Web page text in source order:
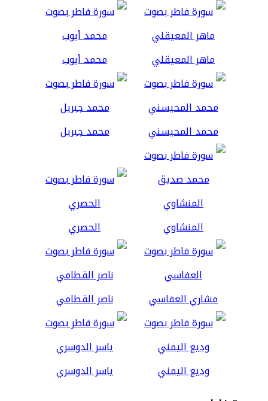
ماهر المعيقلي محمد أيوب
محمد المحيسني محمد جبريل
المنشاوي الحصري
مشاري العفاسي ناصر القطامي
وديع اليمني ياسر الدوسري